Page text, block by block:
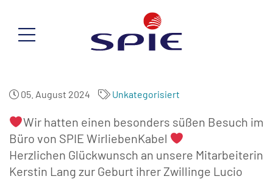
05. August 2024 Unkategorisiert
Wir hatten einen besonders süßen Besuch im
Büro von SPIE WirliebenKabel
Herzlichen Glückwunsch an unsere Mitarbeiterin
Kerstin Lang zur Geburt ihrer Zwillinge Lucio